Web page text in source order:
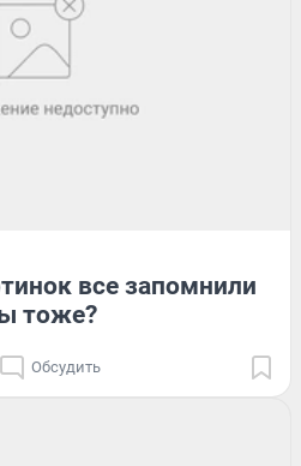
все запомнили
тоже?
Обсудить